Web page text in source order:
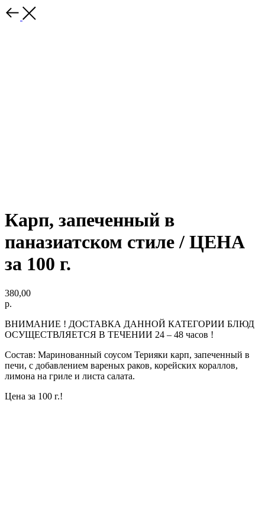
Карп, запеченный в
паназиатском стиле / ЦЕНА
за 100 г.
380,00
р.
ВНИМАНИЕ ! ДОСТАВКА ДАННОЙ КАТЕГОРИИ БЛЮД
ОСУЩЕСТВЛЯЕТСЯ В ТЕЧЕНИИ 24 – 48 часов !
Состав: Маринованный соусом Терияки карп, запеченный в
печи, с добавлением вареных раков, корейских кораллов,
лимона на гриле и листа салата.
Цена за 100 г.!